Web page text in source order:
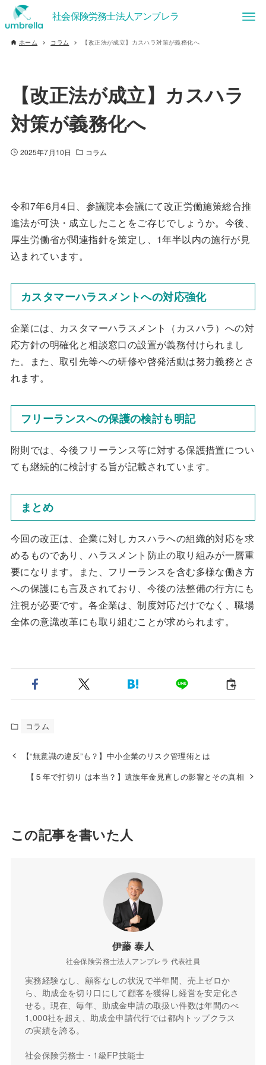
ホーム コラム 【改正法が成立】カスハラ対策が義務化へ
【改正法が成立】カスハラ
対策が義務化へ
2025年7月10日 コラム
令和7年6月4日、参議院本会議にて改正労働施策総合推
進法が可決・成立したことをご存じでしょうか。今後、
厚生労働省が関連指針を策定し、1年半以内の施行が見
込まれています。
カスタマーハラスメントへの対応強化
企業には、カスタマーハラスメント（カスハラ）への対
応方針の明確化と相談窓口の設置が義務付けられまし
た。また、取引先等への研修や啓発活動は努力義務とさ
れます。
フリーランスへの保護の検討も明記
附則では、今後フリーランス等に対する保護措置につい
ても継続的に検討する旨が記載されています。
まとめ
今回の改正は、企業に対しカスハラへの組織的対応を求
めるものであり、ハラスメント防止の取り組みが一層重
要になります。また、フリーランスを含む多様な働き方
への保護にも言及されており、今後の法整備の行方にも
注視が必要です。各企業は、制度対応だけでなく、職場
全体の意識改革にも取り組むことが求められます。
コラム
【“無意識の違反”も？】中小企業のリスク管理術とは
【５年で打切り は本当？】遺族年金見直しの影響とその真相
この記事を書いた人
伊藤 泰人
社会保険労務士法人アンブレラ 代表社員
実務経験なし、顧客なしの状況で半年間、売上ゼロか
ら、助成金を切り口にして顧客を獲得し経営を安定化さ
せる。現在、毎年、助成金申請の取扱い件数は年間のべ
1,000社を超え、助成金申請代行では都内トップクラス
の実績を誇る。
社会保険労務士・1級FP技能士